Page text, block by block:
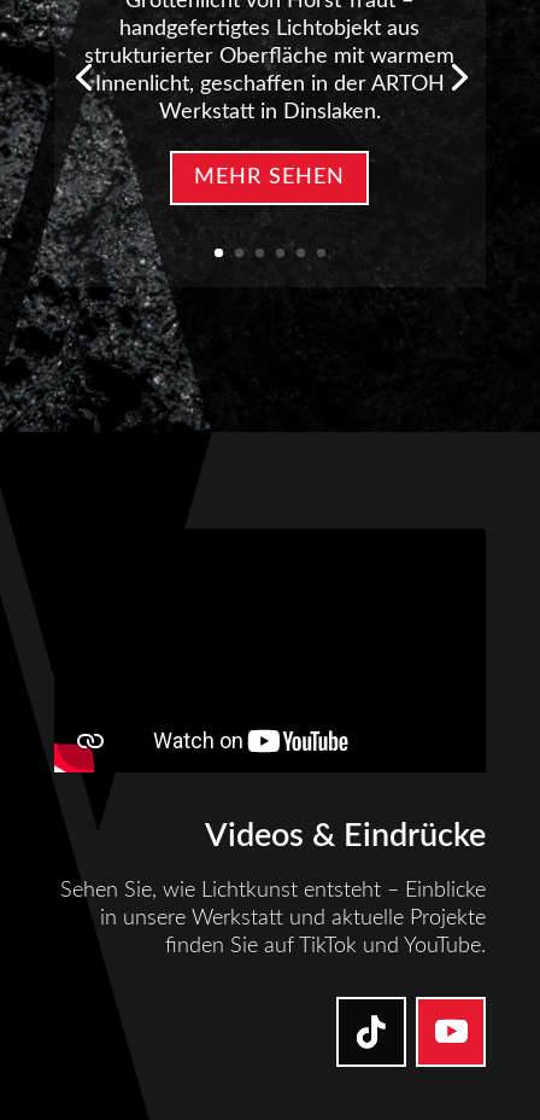
handgefertigtes Lichtobjekt aus
strukturierter Oberfläche mit warmem
Innenlicht, geschaffen in der ARTOH
Werkstatt in Dinslaken.
MEHR SEHEN
Videos & Eindrücke
Sehen Sie, wie Lichtkunst entsteht – Einblicke
in unsere Werkstatt und aktuelle Projekte
finden Sie auf TikTok und YouTube.